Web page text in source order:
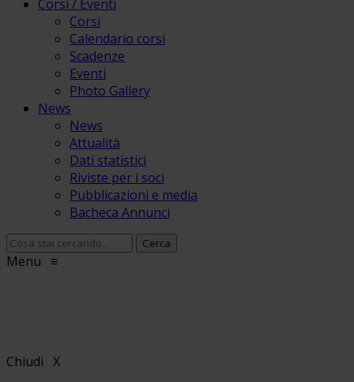
Corsi / Eventi
Corsi
Calendario corsi
Scadenze
Eventi
Photo Gallery
News
News
Attualità
Dati statistici
Riviste per i soci
Pubblicazioni e media
Bacheca Annunci
Menu ≡
Chiudi X